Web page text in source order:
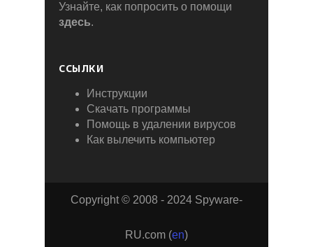
Узнайте, как попросить о помощи
здесь.
ССЫЛКИ
Инструкции
Скачать программы
Помощь в удалении вирусов
Как вылечить компьютер
Copyright © 2008 - 2024 Spyware-
RU.com (en)